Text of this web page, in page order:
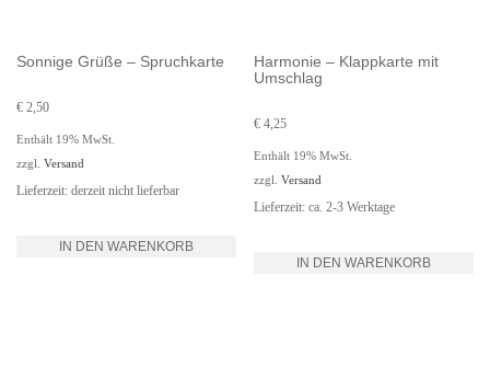
Sonnige Grüße – Spruchkarte
€ 2,50
Enthält 19% MwSt.
zzgl. Versand
Lieferzeit: derzeit nicht lieferbar
IN DEN WARENKORB
Harmonie – Klappkarte mit
Umschlag
€ 4,25
Enthält 19% MwSt.
zzgl.Versand
Lieferzeit: ca. 2-3 Werktage
IN DEN WARENKORB